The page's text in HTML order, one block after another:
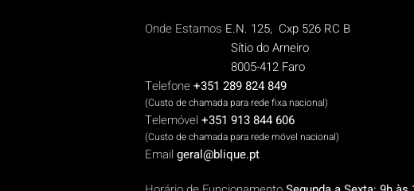
Onde Estamos E.N. 125, Cxp 526 RC B
Sítio do Arneiro
8005-412 Faro
Telefone+351 289 824 849
(Custo de chamada para rede fixa nacional)
Telemóvel+351 913 844 606
(Custo de chamada para rede móvel nacional)
Emailgeral@blique.pt